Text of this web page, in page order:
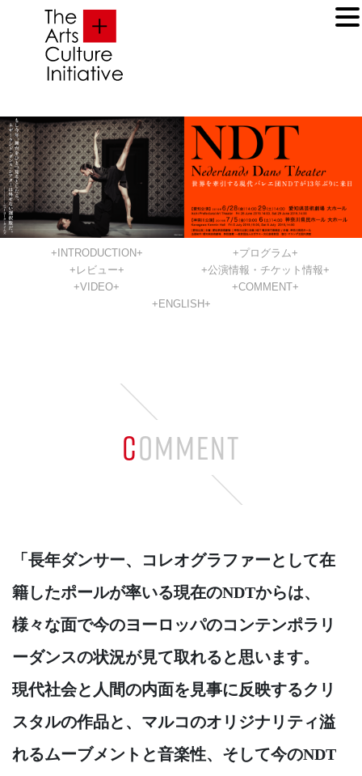
+INTRODUCTION+
+プログラム+
+レビュー+
+公演情報・チケット情報+
+VIDEO+
+COMMENT+
+ENGLISH+
COMMENT
「長年ダンサー、コレオグラファーとして在
籍したポールが率いる現在のNDTからは、
様々な面で今のヨーロッパのコンテンポラリ
ーダンスの状況が見て取れると思います。
現代社会と人間の内面を見事に反映するクリ
スタルの作品と、マルコのオリジナリティ溢
れるムーブメントと音楽性、そして今のNDT